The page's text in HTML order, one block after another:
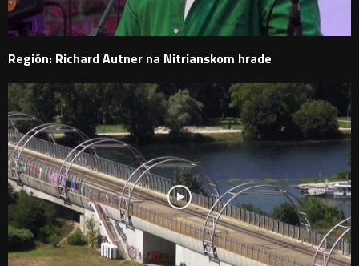
Región: Richard Autner na Nitrianskom hrade